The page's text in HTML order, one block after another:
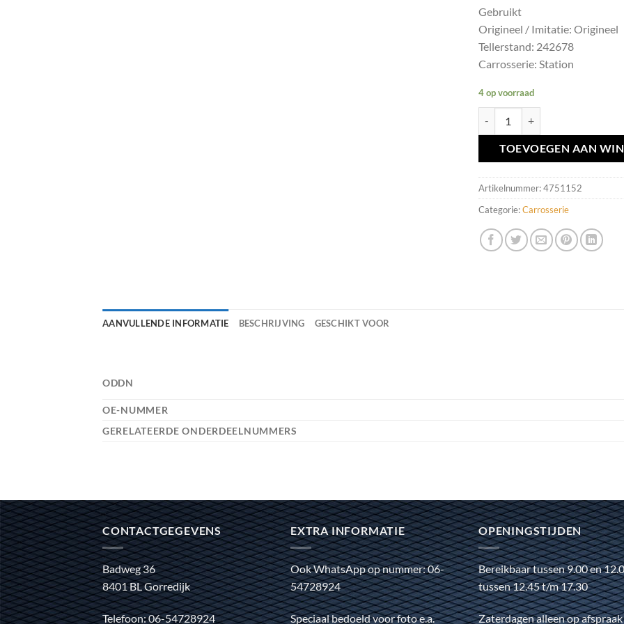
Gebruikt
Origineel / Imitatie: Origineel
Tellerstand: 242678
Carrosserie: Station
4 op voorraad
TOEVOEGEN AAN
Artikelnummer:4751152
Categorie:Carrosserie
AANVULLENDE INFORMATIE BESCHRIJVING GESCHIKT VOOR
ODDN
OE-NUMMER
GERELATEERDE ONDERDEELNUMMERS
CONTACTGEGEVENS
Badweg 36
8401 BL Gorredijk
Telefoon: 06-54728924
EXTRA INFORMATIE
Ook WhatsApp op nummer: 06-
54728924
Speciaal bedoeld voor foto e.a.
OPENINGSTIJDEN
Bereikbaar tussen 9.00 en
tussen 12.45 t/m 17.30
Zaterdagen alleen op